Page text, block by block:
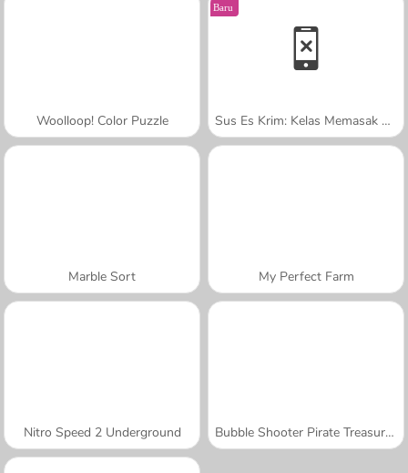
Woolloop! Color Puzzle
Baru
Sus Es Krim: Kelas Memasak Sara
Marble Sort My Perfect Farm
Nitro Speed 2 Underground Bubble Shooter Pirate Treasures